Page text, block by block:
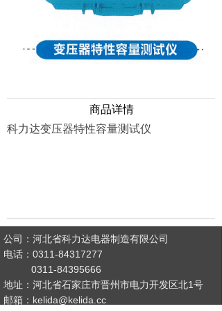
商品详情
科力达变压器特性容量测试仪
公司：河北省科力达电器制造有限公司
电话：0311-84317277
0311-84395666
地址：河北省石家庄市晋州市电力开发区北1号
邮箱：kelida@kelida.cc